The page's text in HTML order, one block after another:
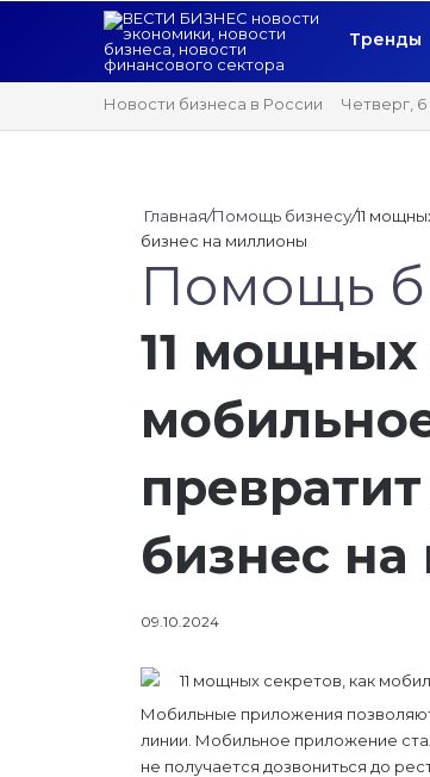
Тренды
Новости бизнеса в России Четверг, 6
Главная/Помощь бизнесу/11
бизнес на миллионы
Помощь
11 мощных
бизнес
09.10.2024
Мобильные приложения
линии. Мобильное приложение
не получается дозвониться до